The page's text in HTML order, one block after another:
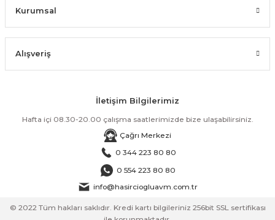
Kurumsal
Alışveriş
İletişim Bilgilerimiz
Hafta içi 08.30-20.00 çalışma saatlerimizde bize ulaşabilirsiniz.
Çağrı Merkezi
0 344 223 80 80
0 554 223 80 80
info@hasirciogluavm.com.tr
© 2022 Tüm hakları saklıdır. Kredi kartı bilgileriniz 256bit SSL sertifikası